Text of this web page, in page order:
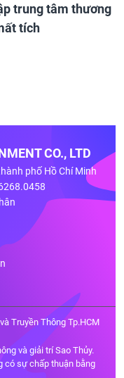
trung tâm thương
tích
CO., LTD
phố Hồ Chí Minh
Truyền Thông Tp.HCM
và giải trí Sao Thủy.
có sự chấp thuận bằng